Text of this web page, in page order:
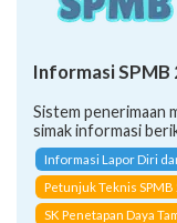
Informasi
Sistem penerimaan
simak informasi
Informasi Lapor Diri
Petunjuk Teknis
SK Penetapan Daya